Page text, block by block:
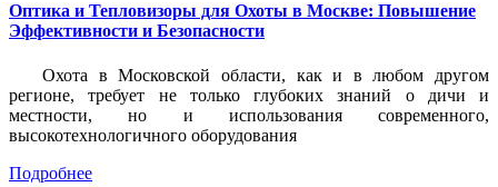
Оптика и Тепловизоры для Охоты в Москве: Повышение
Эффективности и Безопасности
Охота в Московской области, как и в любом другом
регионе, требует не только глубоких знаний о дичи и
местности, но и использования современного,
высокотехнологичного оборудования
Подробнее